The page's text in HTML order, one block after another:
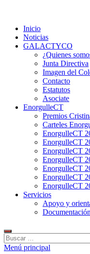
contenido
Cartagena Y COmarca
Inicio
Noticias
GALACTYCO
¿Quienes
Junta Directiva
Imagen del
Contacto
Estatutos
Asociate
EnorgulleCT
Premios
Carteles
EnorgulleCT
EnorgulleCT
EnorgulleCT
EnorgulleCT
EnorgulleCT
EnorgulleCT
EnorgulleCT
Servicios
Apoyo y
Documentación
Buscar:
Menú principal